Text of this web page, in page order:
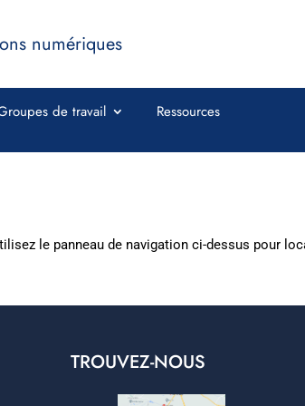
numériques
de travail
Ressources
le panneau de navigation ci-dessus pour
TROUVEZ-NOUS